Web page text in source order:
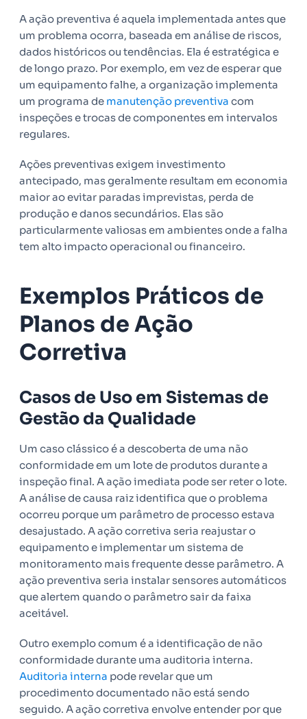
A ação preventiva é aquela implementada antes que
um problema ocorra, baseada em análise de riscos,
dados históricos ou tendências. Ela é estratégica e
de longo prazo. Por exemplo, em vez de esperar que
um equipamento falhe, a organização implementa
um programa de manutenção preventiva com
inspeções e trocas de componentes em intervalos
regulares.
Ações preventivas exigem investimento
antecipado, mas geralmente resultam em economia
maior ao evitar paradas imprevistas, perda de
produção e danos secundários. Elas são
particularmente valiosas em ambientes onde a falha
tem alto impacto operacional ou financeiro.
Exemplos Práticos de
Planos de Ação
Corretiva
Casos de Uso em Sistemas de
Gestão da Qualidade
Um caso clássico é a descoberta de uma não
conformidade em um lote de produtos durante a
inspeção final. A ação imediata pode ser reter o lote.
A análise de causa raiz identifica que o problema
ocorreu porque um parâmetro de processo estava
desajustado. A ação corretiva seria reajustar o
equipamento e implementar um sistema de
monitoramento mais frequente desse parâmetro. A
ação preventiva seria instalar sensores automáticos
que alertem quando o parâmetro sair da faixa
aceitável.
Outro exemplo comum é a identificação de não
conformidade durante uma auditoria interna.
Auditoria interna pode revelar que um
procedimento documentado não está sendo
seguido. A ação corretiva envolve entender por que